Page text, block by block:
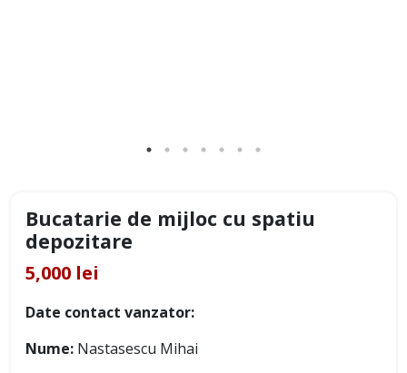
Bucatarie de mijloc cu spatiu
depozitare
5,000 lei
Date contact vanzator:
Nume: Nastasescu Mihai